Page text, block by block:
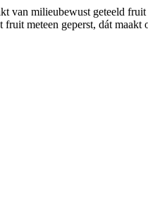
van milieubewust geteeld
meteen geperst, dát maakt